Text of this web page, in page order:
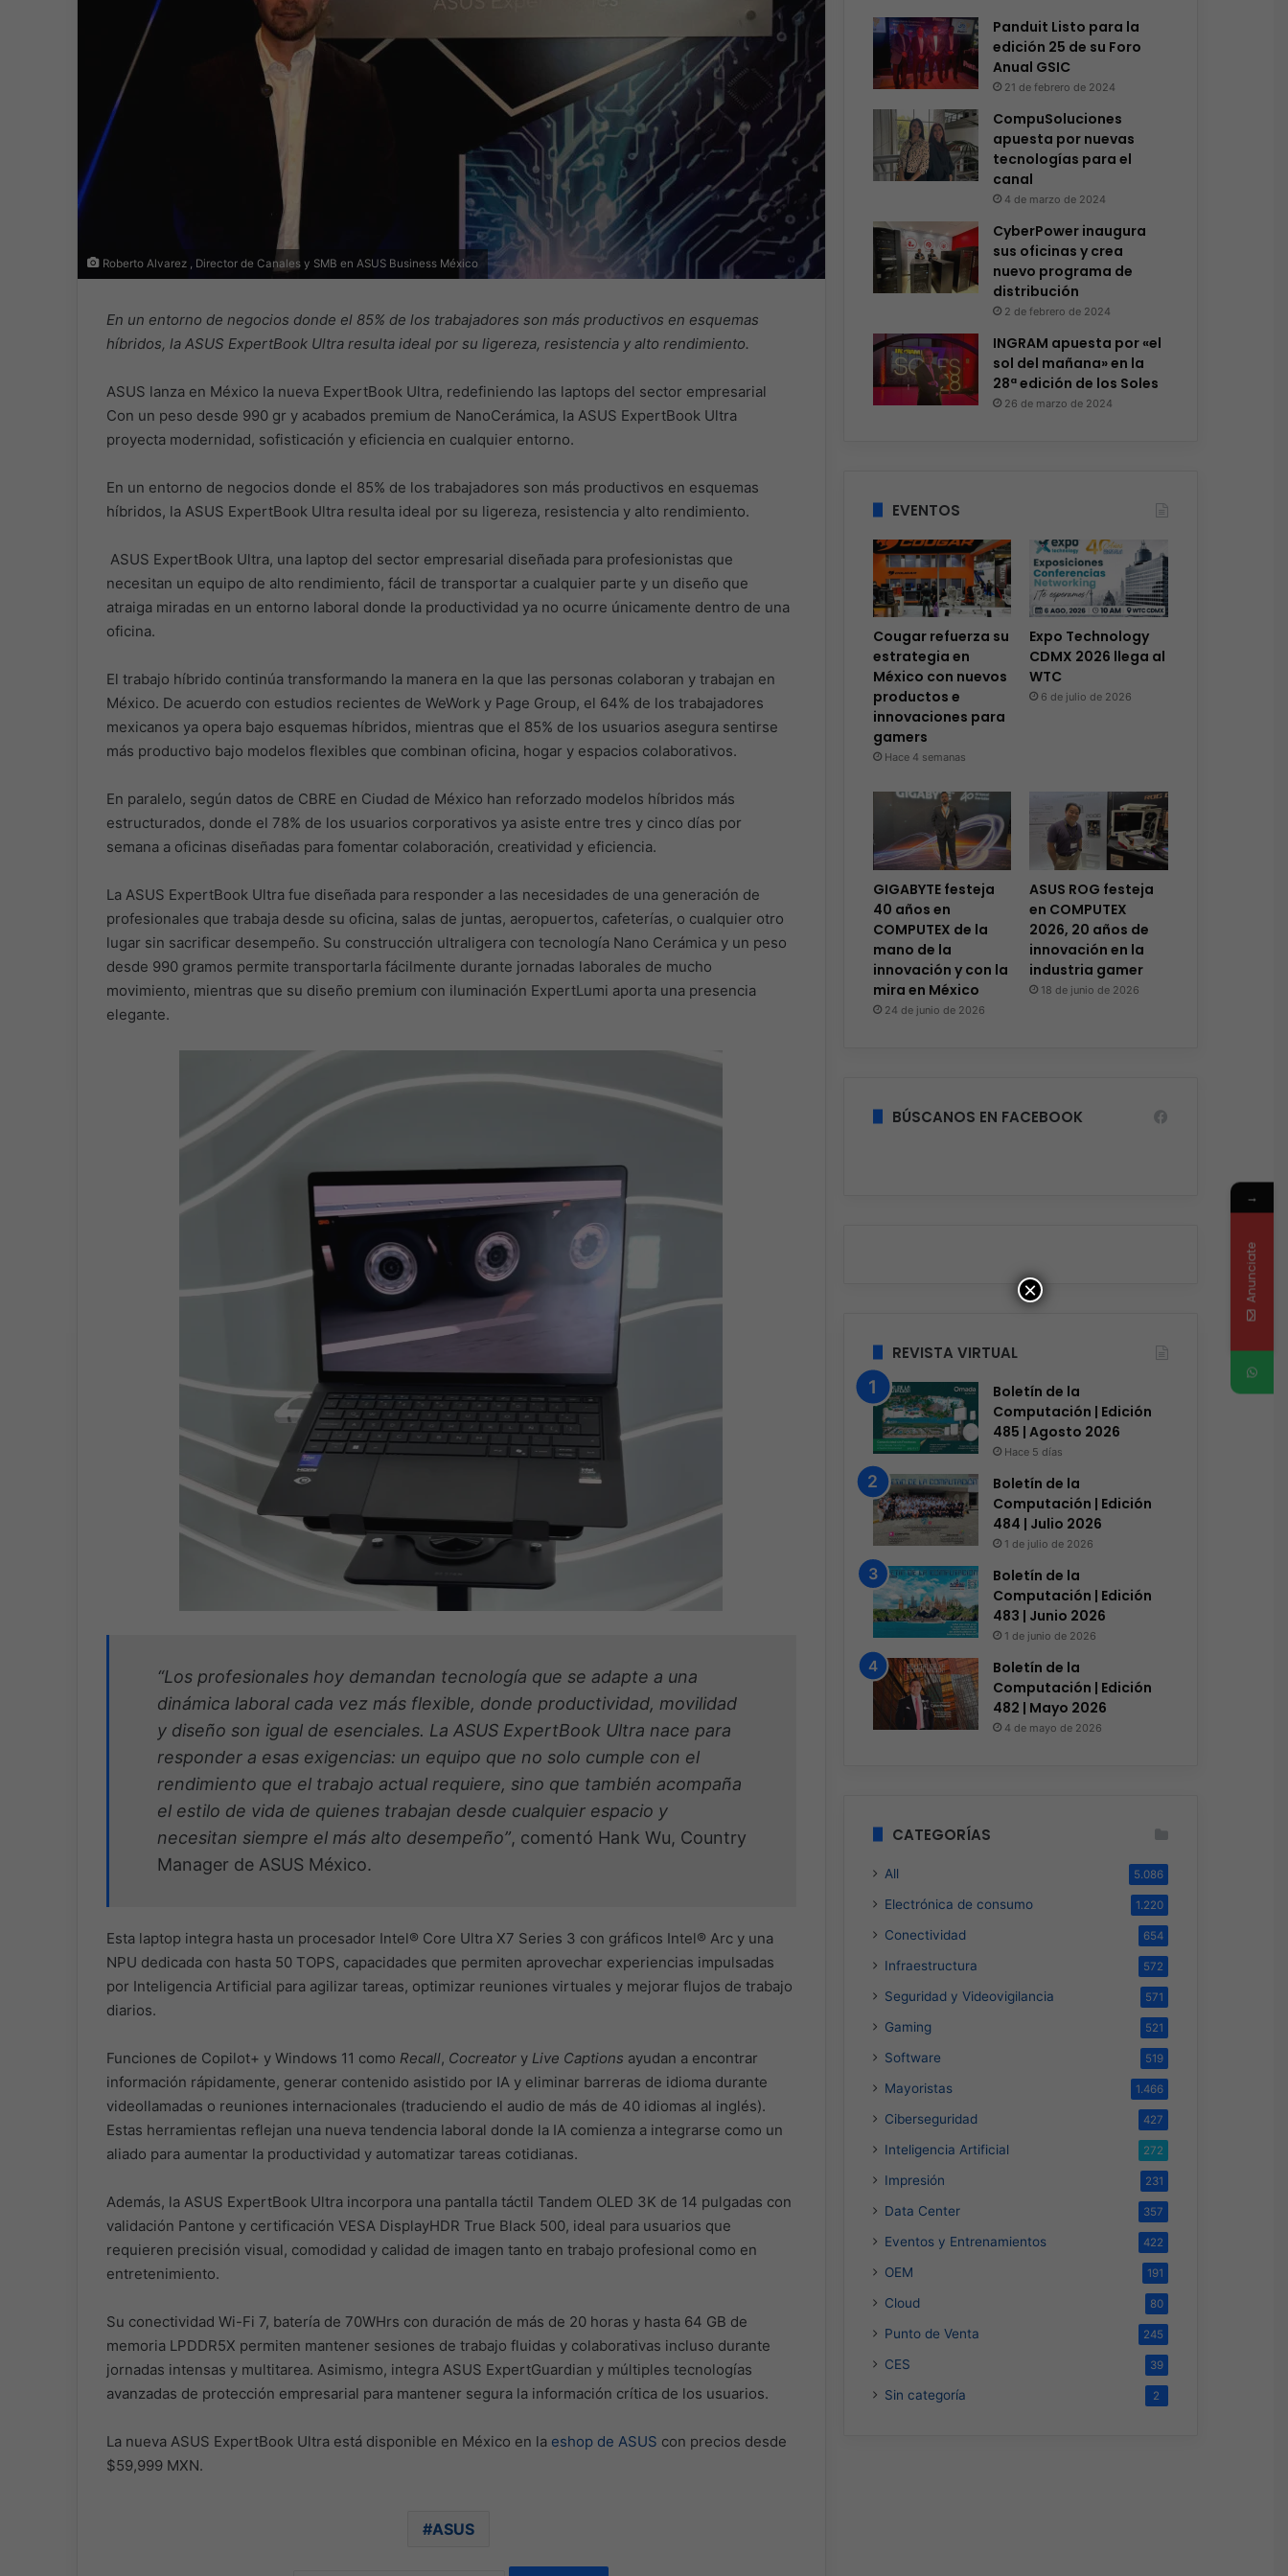
Roberto Alvarez , Director de Canales y SMB en ASUS Business México
En un entorno de negocios donde el 85% de los trabajadores son más productivos en esquemas
híbridos, la ASUS ExpertBook Ultra resulta ideal por su ligereza, resistencia y alto rendimiento.
ASUS lanza en México la nueva ExpertBook Ultra, redefiniendo las laptops del sector empresarial
Con un peso desde 990 gr y acabados premium de NanoCerámica, la ASUS ExpertBook Ultra
proyecta modernidad, sofisticación y eficiencia en cualquier entorno.
En un entorno de negocios donde el 85% de los trabajadores son más productivos en esquemas
híbridos, la ASUS ExpertBook Ultra resulta ideal por su ligereza, resistencia y alto rendimiento.
ASUS ExpertBook Ultra, una laptop del sector empresarial diseñada para profesionistas que
necesitan un equipo de alto rendimiento, fácil de transportar a cualquier parte y un diseño que
atraiga miradas en un entorno laboral donde la productividad ya no ocurre únicamente dentro de una
oficina.
El trabajo híbrido continúa transformando la manera en la que las personas colaboran y trabajan en
México. De acuerdo con estudios recientes de WeWork y Page Group, el 64% de los trabajadores
mexicanos ya opera bajo esquemas híbridos, mientras que el 85% de los usuarios asegura sentirse
más productivo bajo modelos flexibles que combinan oficina, hogar y espacios colaborativos.
En paralelo, según datos de CBRE en Ciudad de México han reforzado modelos híbridos más
estructurados, donde el 78% de los usuarios corporativos ya asiste entre tres y cinco días por
semana a oficinas diseñadas para fomentar colaboración, creatividad y eficiencia.
La ASUS ExpertBook Ultra fue diseñada para responder a las necesidades de una generación de
profesionales que trabaja desde su oficina, salas de juntas, aeropuertos, cafeterías, o cualquier otro
lugar sin sacrificar desempeño. Su construcción ultraligera con tecnología Nano Cerámica y un peso
desde 990 gramos permite transportarla fácilmente durante jornadas laborales de mucho
movimiento, mientras que su diseño premium con iluminación ExpertLumi aporta una presencia
elegante.
“Los profesionales hoy demandan tecnología que se adapte a una
dinámica laboral cada vez más flexible, donde productividad, movilidad
y diseño son igual de esenciales. La ASUS ExpertBook Ultra nace para
responder a esas exigencias: un equipo que no solo cumple con el
rendimiento que el trabajo actual requiere, sino que también acompaña
el estilo de vida de quienes trabajan desde cualquier espacio y
necesitan siempre el más alto desempeño”, comentó Hank Wu, Country
Manager de ASUS México.
Esta laptop integra hasta un procesador Intel®︎ Core Ultra X7 Series 3 con gráficos Intel®︎ Arc y una
NPU dedicada con hasta 50 TOPS, capacidades que permiten aprovechar experiencias impulsadas
por Inteligencia Artificial para agilizar tareas, optimizar reuniones virtuales y mejorar flujos de trabajo
diarios.
Funciones de Copilot+ y Windows 11 como Recall, Cocreator y Live Captions ayudan a encontrar
información rápidamente, generar contenido asistido por IA y eliminar barreras de idioma durante
videollamadas o reuniones internacionales (traduciendo el audio de más de 40 idiomas al inglés).
Estas herramientas reflejan una nueva tendencia laboral donde la IA comienza a integrarse como un
aliado para aumentar la productividad y automatizar tareas cotidianas.
Además, la ASUS ExpertBook Ultra incorpora una pantalla táctil Tandem OLED 3K de 14 pulgadas con
validación Pantone y certificación VESA DisplayHDR True Black 500, ideal para usuarios que
requieren precisión visual, comodidad y calidad de imagen tanto en trabajo profesional como en
entretenimiento.
Su conectividad Wi-Fi 7, batería de 70WHrs con duración de más de 20 horas y hasta 64 GB de
memoria LPDDR5X permiten mantener sesiones de trabajo fluidas y colaborativas incluso durante
jornadas intensas y multitarea. Asimismo, integra ASUS ExpertGuardian y múltiples tecnologías
avanzadas de protección empresarial para mantener segura la información crítica de los usuarios.
La nueva ASUS ExpertBook Ultra está disponible en México en la eshop de ASUS con precios desde
$59,999 MXN.
ASUS
Panduit Listo para la
edición 25 de su Foro
Anual GSIC
21 de febrero de 2024
CompuSoluciones
apuesta por nuevas
tecnologías para el
canal
4 de marzo de 2024
CyberPower inaugura
sus oficinas y crea
nuevo programa de
distribución
2 de febrero de 2024
INGRAM apuesta por «el
sol del mañana» en la
28ª edición de los Soles
26 de marzo de 2024
EVENTOS
Cougar refuerza su
estrategia en
México con nuevos
productos e
innovaciones para
gamers
Hace 4 semanas
Expo Technology
CDMX 2026 llega al
WTC
6 de julio de 2026
GIGABYTE festeja
40 años en
COMPUTEX de la
mano de la
innovación y con la
mira en México
24 de junio de 2026
ASUS ROG festeja
en COMPUTEX
2026, 20 años de
innovación en la
industria gamer
18 de junio de 2026
BÚSCANOS EN FACEBOOK
REVISTA VIRTUAL
Boletín de la
Computación | Edición
485 | Agosto 2026
Hace 5 días
Boletín de la
Computación | Edición
484 | Julio 2026
1 de julio de 2026
Boletín de la
Computación | Edición
483 | Junio 2026
1 de junio de 2026
Boletín de la
Computación | Edición
482 | Mayo 2026
4 de mayo de 2026
CATEGORÍAS
All 5.086
Electrónica de consumo 1.220
Conectividad 654
Infraestructura 572
Seguridad y Videovigilancia 571
Gaming 521
Software 519
Mayoristas 1.466
Ciberseguridad 427
Inteligencia Artificial 272
Impresión 231
Data Center 357
Eventos y Entrenamientos 422
OEM 191
Cloud 80
Punto de Venta 245
CES 39
Sin categoría 2
×
→
Anunciate